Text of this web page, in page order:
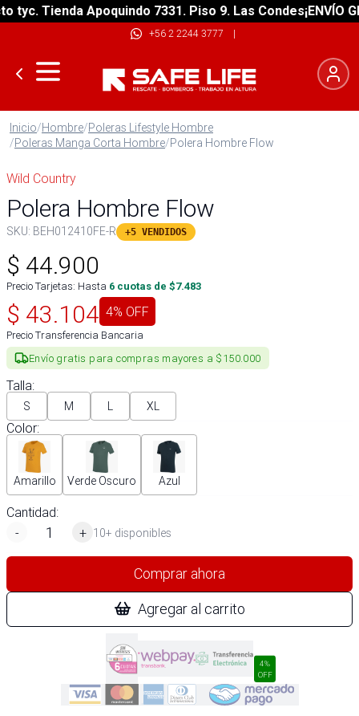
Tienda Apoquindo 7331. Piso 9. Las Condes¡ENVÍO
+56 2 2244 3777 |
Inicio/Hombre/Poleras Lifestyle Hombre
/Poleras Manga Corta Hombre/Polera Hombre Flow
Wild Country
Polera Hombre Flow
SKU: BEH012410FE-R +5 VENDIDOS
$ 44.900
Precio Tarjetas: Hasta 6 cuotas de $7.483
$ 43.104 4% OFF
Precio Transferencia Bancaria
Envío gratis para compras mayores a $150.000
Talla:
S M L XL
Color:
Amarillo Verde Oscuro Azul
Cantidad:
-
+ 10+ disponibles
Comprar ahora
Agregar al carrito
4%
OFF